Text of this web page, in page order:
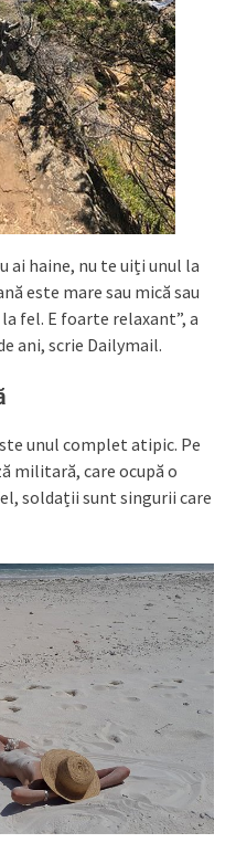
ai haine, nu te uiți unul la
este mare sau mică sau
fel. E foarte relaxant”, a
ani, scrie Dailymail.
unul complet atipic. Pe
militară, care ocupă o
soldații sunt singurii care